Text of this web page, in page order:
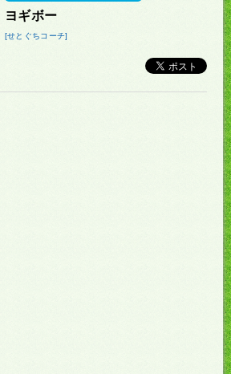
ヨギボー
[せとぐちコーチ]